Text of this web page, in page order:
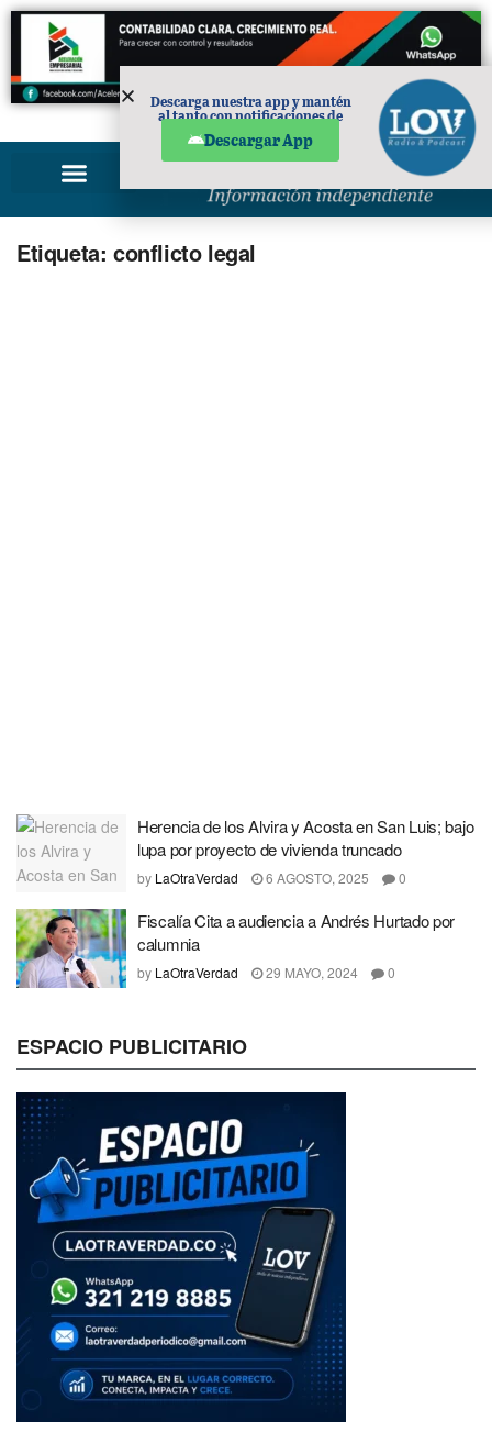
PUBLICIDAD
Etiqueta: conflicto legal
Herencia de los Alvira y Acosta en San Luis; bajo
lupa por proyecto de vivienda truncado
by LaOtraVerdad 6 AGOSTO, 2025 0
Fiscalía Cita a audiencia a Andrés Hurtado por
calumnia
by LaOtraVerdad 29 MAYO, 2024 0
ESPACIO PUBLICITARIO
Descarga nuestra app y mantén
al tanto con notificaciones de
Descargar App